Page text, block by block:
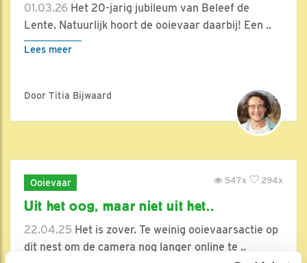
01.03.26 Het 20-jarig jubileum van Beleef de
Lente. Natuurlijk hoort de ooievaar daarbij! Een ..
Lees meer
Door Titia Bijwaard
Ooievaar 294x
547x
Uit het oog, maar niet uit het..
22.04.25 Het is zover. Te weinig ooievaarsactie op
dit nest om de camera nog langer online te ..